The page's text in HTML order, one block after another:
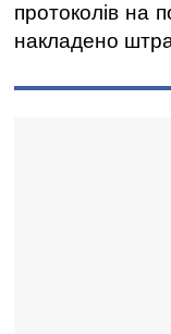
протоколів на
накладено